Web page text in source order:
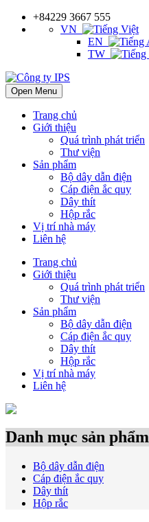
+84229 3667 555
VN
EN
TW
Open Menu
Trang chủ
Giới thiệu
Quá trình phát triển
Thư viện
Sản phẩm
Bộ dây dẫn điện
Cáp điện ắc quy
Dây thít
Hộp rắc
Vị trí nhà máy
Liên hệ
Trang chủ
Giới thiệu
Quá trình phát triển
Thư viện
Sản phẩm
Bộ dây dẫn điện
Cáp điện ắc quy
Dây thít
Hộp rắc
Vị trí nhà máy
Liên hệ
Danh mục sản phẩm
Bộ dây dẫn điện
Cáp điện ắc quy
Dây thít
Hộp rắc